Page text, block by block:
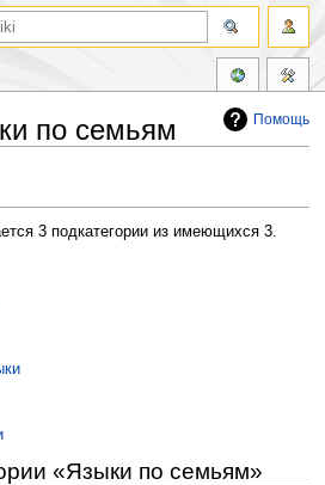
Помощь
по семьям
3 подкатегории из имеющихся 3.
«Языки по семьям»